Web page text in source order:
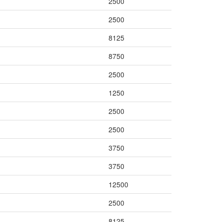
2500
8125
8750
2500
1250
2500
2500
3750
3750
12500
2500